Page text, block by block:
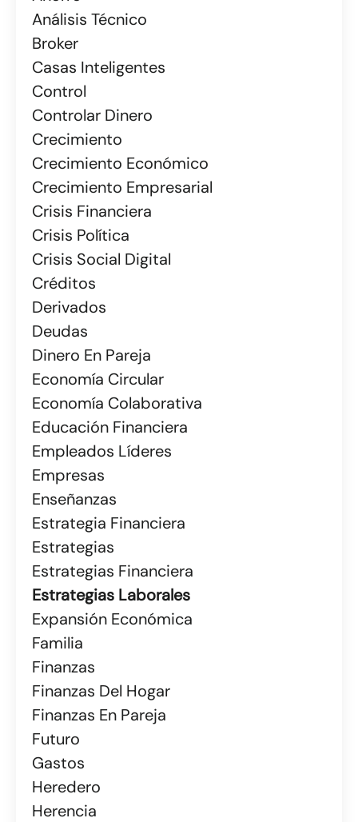
Análisis Técnico
Broker
Casas Inteligentes
Control
Controlar Dinero
Crecimiento
Crecimiento Económico
Crecimiento Empresarial
Crisis Financiera
Crisis Política
Crisis Social Digital
Créditos
Derivados
Deudas
Dinero En Pareja
Economía Circular
Economía Colaborativa
Educación Financiera
Empleados Líderes
Empresas
Enseñanzas
Estrategia Financiera
Estrategias
Estrategias Financiera
Estrategias Laborales
Expansión Económica
Familia
Finanzas
Finanzas Del Hogar
Finanzas En Pareja
Futuro
Gastos
Heredero
Herencia